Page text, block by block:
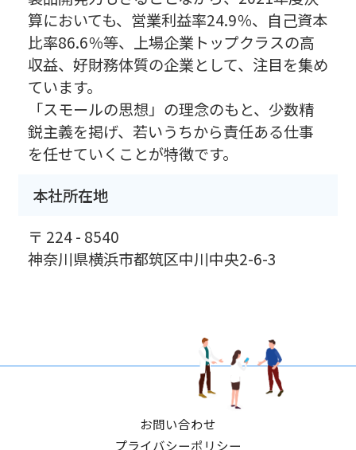
算においても、営業利益率24.9％、自己資本
比率86.6％等、上場企業トップクラスの高
収益、好財務体質の企業として、注目を集め
ています。
「スモールの思想」の理念のもと、少数精
鋭主義を掲げ、若いうちから責任ある仕事
を任せていくことが特徴です。
本社所在地
〒 224 - 8540
神奈川県横浜市都筑区中川中央2-6-3
お問い合わせ
プライバシーポリシー